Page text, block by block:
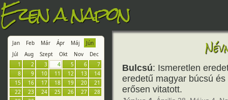
Ezen a napon
Jan Feb Már Ápr Máj
Jún
Júl
Aug Szept Okt Nov
Dec
1
2 3 4 5 6
7
8
9 10 11 12 13
14
15
16 17 18 19 20
21
22
23 24 25 26 27
28
Bulcsú: Ismeretlen
eredetű magyar búcsú
erősen vitatott.